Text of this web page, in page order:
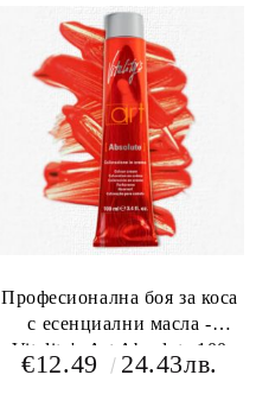
Професионална боя за коса
с есенциални масла -
Vitality's Art Absolute 100
мл+150 мл оксидант
€12.49 24.43лв.